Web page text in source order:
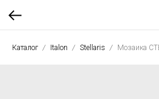
Каталог Italon Stellaris